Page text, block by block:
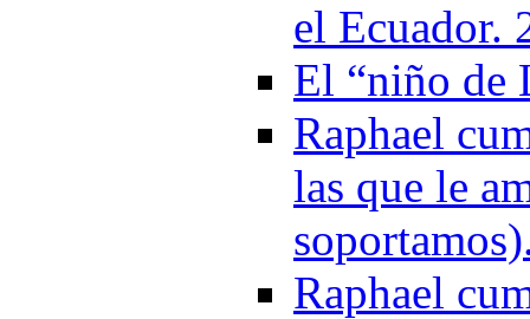
el Ecuador.
El “niño de
Raphael
las que le
Raphael